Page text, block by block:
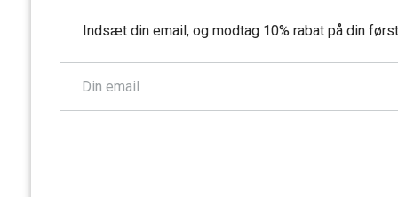
Indsæt din email, og modtag 10% rabat på din